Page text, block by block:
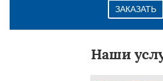
ЗАКАЗАТЬ
Наши